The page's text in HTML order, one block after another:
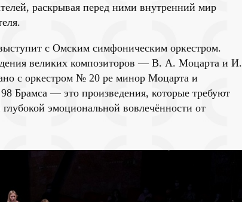
раскрывая перед ними внутренний мир
с Омским симфоническим оркестром.
великих композиторов — В. А. Моцарта и И.
с оркестром № 20 ре минор Моцарта и
Брамса — это произведения, которые требуют
эмоциональной вовлечённости от